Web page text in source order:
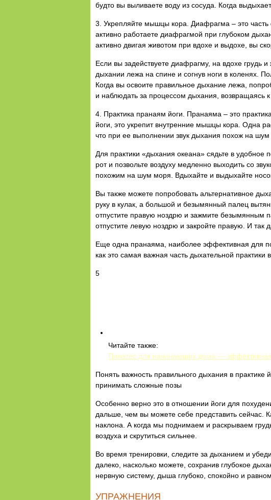
будто вы выливаете воду из сосуда. Когда
3. Укрепляйте мышцы кора. Диафрагма – это
активно работаете диафрагмой при глубоком
активно двигая животом при вдохе и выдохе, вы
Если вы задействуете диафрагму, на вдохе грудь
дыхании лежа на спине и согнув ноги в коленях.
Когда вы освоите правильное дыхание лежа,
и наблюдать за процессом дыхания, возвращаясь
4. Практика пранаям йоги. Пранаяма – это
йоги, это укрепит внутренние мышцы кора. Одна
что при ее выполнении звук дыхания похож на шум
Для практики «дыхания океана» сядьте в
рот и позвольте воздуху медленно выходить со
похожим на шум моря. Вдыхайте и выдыхайте
Вы также можете попробовать альтернативное
руку в кулак, а большой и безымянный палец
отпустите правую ноздрю и зажмите безымянным
отпустите левую ноздрю и закройте правую. И так
Еще одна пранаяма, наиболее эффективная для
как это самая важная часть дыхательной практики в
5
Читайте также:
Пилатес для начинающих дома —
Понять важность правильного дыхания в
принимать сложные позы
Особенно верно это в отношении йоги для
дальше, чем вы можете себе представить сейчас.
наклона. А когда мы поднимаем и раскрываем
воздуха и скрутиться сильнее.
Во время тренировки, следите за дыханием и
далеко, насколько можете, сохранив глубокое
нервную систему, дыша глубоко, спокойно и
УПРАЖНЕНИЯ